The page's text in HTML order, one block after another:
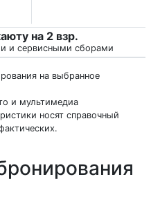
на 2 взр.
и сервисными сборами
на выбранное
и мультимедиа
носят справочный